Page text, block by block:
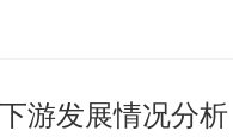
游发展情况分析